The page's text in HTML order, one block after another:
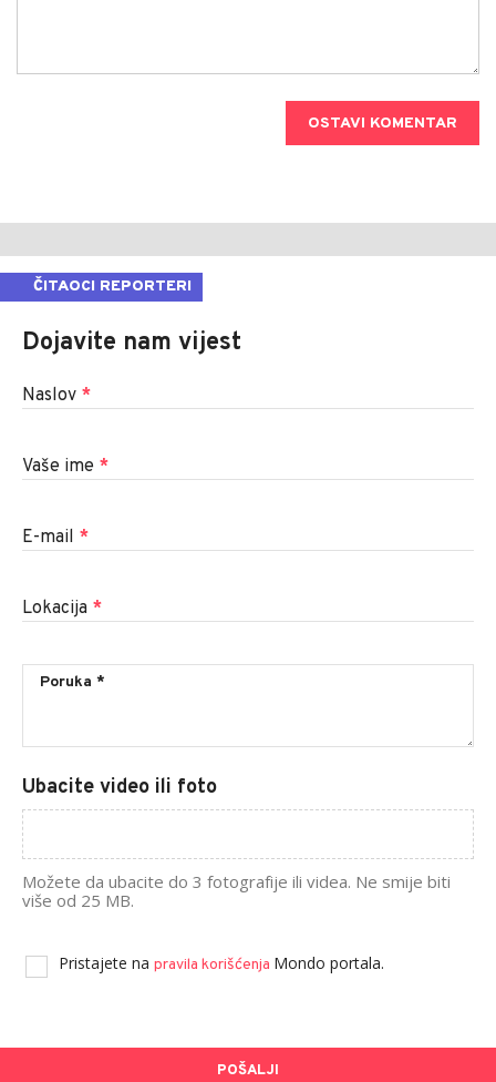
OSTAVI KOMENTAR
ČITAOCI REPORTERI
Dojavite nam vijest
Naslov *
Vaše ime *
E-mail *
Lokacija *
Ubacite video ili foto
Možete da ubacite do 3 fotografije ili videa. Ne smije biti
više od 25 MB.
Pristajete na pravila korišćenja Mondo portala.
POŠALJI